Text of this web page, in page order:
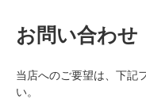
お問い合わせ
当店へのご要望は、下記
い。